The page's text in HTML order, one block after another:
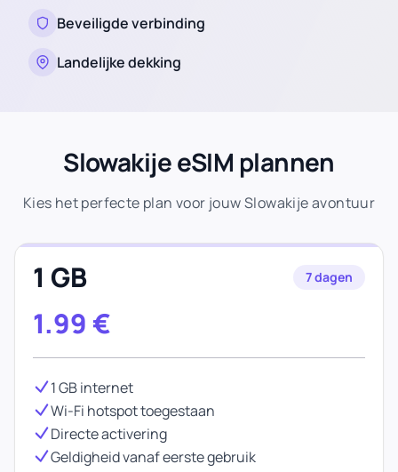
Beveiligde verbinding
Landelijke dekking
Slowakije eSIM plannen
Kies het perfecte plan voor jouw Slowakije avontuur
1 GB 7 dagen
1.99 €
1 GB internet
Wi-Fi hotspot toegestaan
Directe activering
Geldigheid vanaf eerste gebruik